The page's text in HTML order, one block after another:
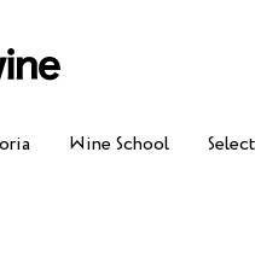
Wine School